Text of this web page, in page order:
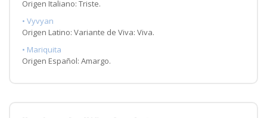
Origen Italiano: Triste.
• Vyvyan
Origen Latino: Variante de Viva: Viva.
• Mariquita
Origen Español: Amargo.